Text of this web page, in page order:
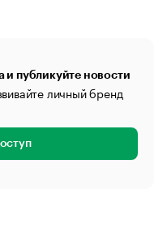
и публикуйте новости
личный бренд